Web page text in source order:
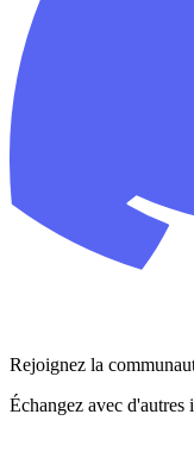
Rejoignez la
Échangez avec d'autres